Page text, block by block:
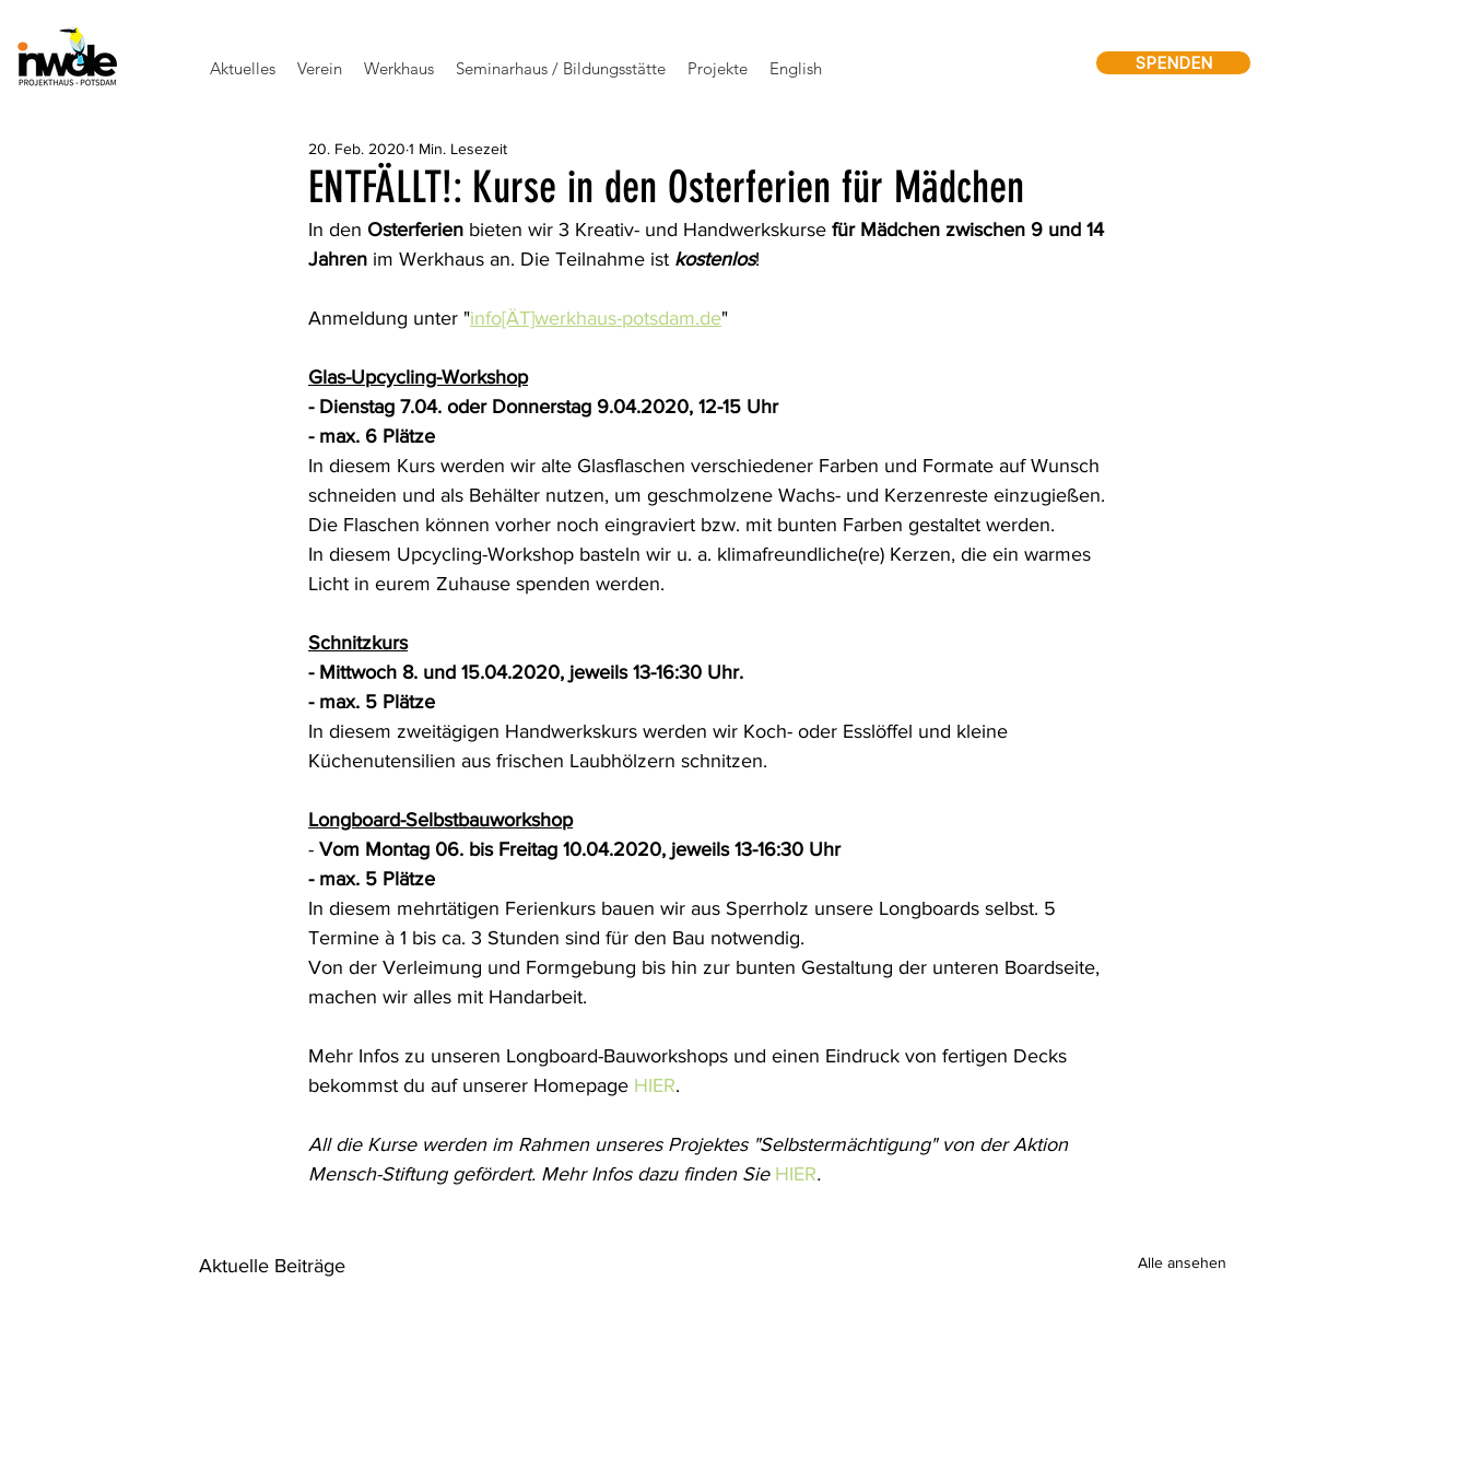
Aktuelles Verein Werkhaus Seminarhaus / Bildungsstätte Projekte English SPENDEN
ENTFÄLLT!: Kurse in den Osterferien für Mädchen
20. Feb. 2020 1 Min. Lesezeit
In den Osterferien bieten wir 3 Kreativ- und Handwerkskurse für Mädchen zwischen 9 und 14
Jahren im Werkhaus an. Die Teilnahme ist kostenlos!
Anmeldung unter "info[ÄT]werkhaus-potsdam.de"
Glas-Upcycling-Workshop
- Dienstag 7.04. oder Donnerstag 9.04.2020, 12-15 Uhr
- max. 6 Plätze
In diesem Kurs werden wir alte Glasflaschen verschiedener Farben und Formate auf Wunsch
schneiden und als Behälter nutzen, um geschmolzene Wachs- und Kerzenreste einzugießen.
Die Flaschen können vorher noch eingraviert bzw. mit bunten Farben gestaltet werden.
In diesem Upcycling-Workshop basteln wir u. a. klimafreundliche(re) Kerzen, die ein warmes
Licht in eurem Zuhause spenden werden.
Schnitzkurs
- Mittwoch 8. und 15.04.2020, jeweils 13-16:30 Uhr.
- max. 5 Plätze
In diesem zweitägigen Handwerkskurs werden wir Koch- oder Esslöffel und kleine
Küchenutensilien aus frischen Laubhölzern schnitzen.
Longboard-Selbstbauworkshop
- Vom Montag 06. bis Freitag 10.04.2020, jeweils 13-16:30 Uhr
- max. 5 Plätze
In diesem mehrtätigen Ferienkurs bauen wir aus Sperrholz unsere Longboards selbst. 5
Termine à 1 bis ca. 3 Stunden sind für den Bau notwendig.
Von der Verleimung und Formgebung bis hin zur bunten Gestaltung der unteren Boardseite,
machen wir alles mit Handarbeit.
Mehr Infos zu unseren Longboard-Bauworkshops und einen Eindruck von fertigen Decks
bekommst du auf unserer Homepage HIER.
All die Kurse werden im Rahmen unseres Projektes "Selbstermächtigung" von der Aktion
Mensch-Stiftung gefördert. Mehr Infos dazu finden Sie HIER.
Aktuelle Beiträge Alle ansehen